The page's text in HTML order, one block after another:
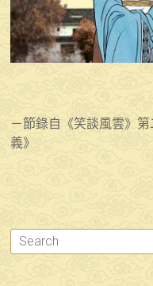
－節錄自《笑談風雲》
義》